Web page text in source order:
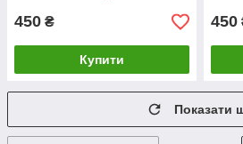
450 ₴
Купити
450
Показати